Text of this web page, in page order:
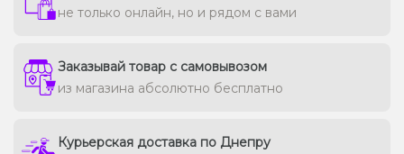
не только онлайн, но и рядом с вами
Заказывай товар с самовывозом
из магазина абсолютно бесплатно
Курьерская доставка по Днепру